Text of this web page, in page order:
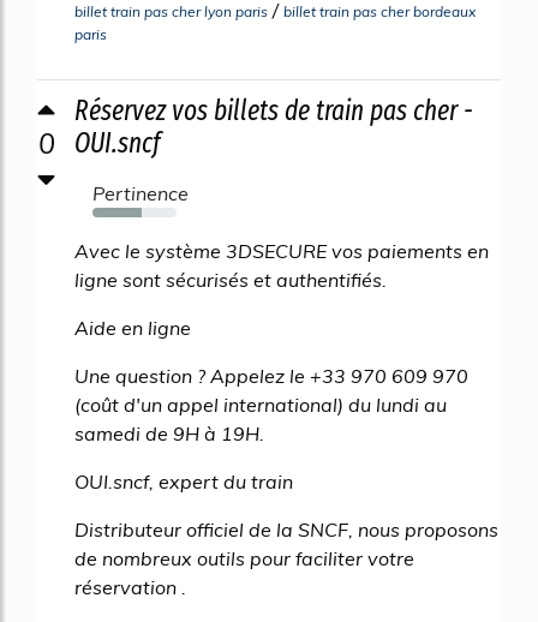
billet train pas cher lyon paris / billet train pas cher bordeaux
paris
0
Réservez vos billets de train pas cher -
OUI.sncf
Pertinence
58%
Avec le système 3DSECURE vos paiements en
ligne sont sécurisés et authentifiés.
Aide en ligne
Une question ? Appelez le +33 970 609 970
(coût d'un appel international) du lundi au
samedi de 9H à 19H.
OUI.sncf, expert du train
Distributeur officiel de la SNCF, nous proposons
de nombreux outils pour faciliter votre
réservation .